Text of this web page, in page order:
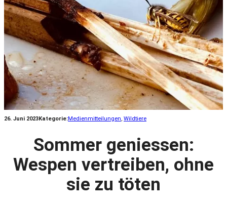
26. Juni 2023Kategorie:Medienmitteilungen, Wildtiere
Sommer geniessen:
Wespen vertreiben, ohne
sie zu töten